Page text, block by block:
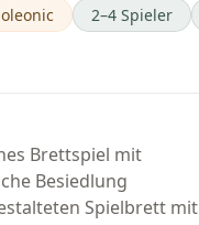
2–4 Spieler
Brettspiel mit
Besiedlung
Spielbrett mit